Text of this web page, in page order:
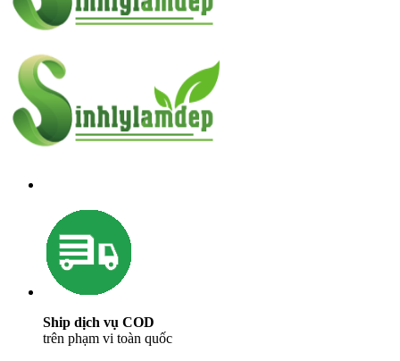
Ship dịch vụ COD
trên phạm vi toàn quốc